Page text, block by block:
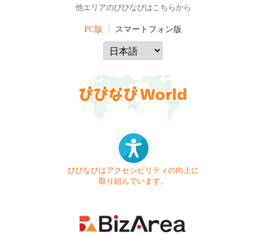
他エリアのびびなびはこちらから
PC版 スマートフォン版
びびなびはアクセシビリティの向上に
取り組んでいます。